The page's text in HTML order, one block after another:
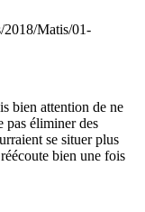
bien attention de ne
pas éliminer des
se situer plus
bien une fois